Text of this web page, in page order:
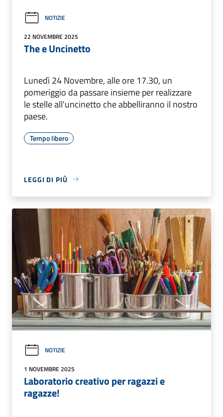
NOTIZIE
22 NOVEMBRE 2025
The e Uncinetto
Lunedì 24 Novembre, alle ore 17.30, un
pomeriggio da passare insieme per realizzare
le stelle all'uncinetto che abbelliranno il nostro
paese.
Tempo libero
LEGGI DI PIÙ
NOTIZIE
1 NOVEMBRE 2025
Laboratorio creativo per ragazzi e
ragazze!